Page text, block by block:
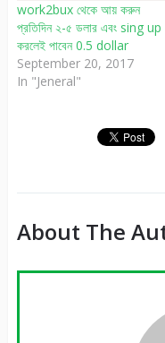
work2bux থেকে আয় করুন
প্রতিদিন ২-৫ ডলার এবং sing up
করলেই পাবেন 0.5 dollar
September 20, 2017
In "Jeneral"
About The